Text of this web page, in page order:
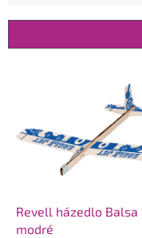
í
Revell házedlo Balsa
modré